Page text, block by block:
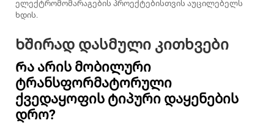
ელექტრომომარაგების პროექტებისთვის აუცილებელს
ხდის.
Ხშირად დასმული კითხვები
Რა არის მობილური
ტრანსფორმატორული
ქვედაყოფის ტიპური დაყენების
დრო?